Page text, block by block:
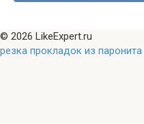
© 2026 LikeExpert.ru
резка прокладок из паронита